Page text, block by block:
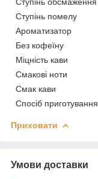
Ступінь помелу
Ароматизатор
Без кофеїну
Міцність кави
Смакові ноти
Смак кави
Спосіб приготування
Приховати
Умови доставки